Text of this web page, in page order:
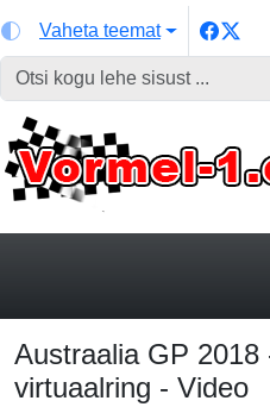
Vaheta teemat
Austraalia GP 2018
virtuaalring - Video